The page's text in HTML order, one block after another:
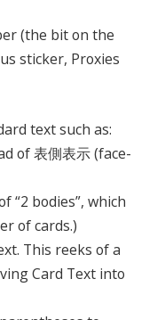
(the bit on the
sticker, Proxies
text such as:
of 表側表示 (face-
“2 bodies”, which
of cards.)
This reeks of a
Card Text into